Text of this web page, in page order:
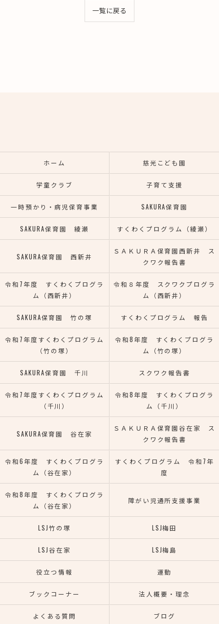
一覧に戻る
ホーム 慈光こども園
学童クラブ 子育て支援
一時預かり・病児保育事業 SAKURA保育園
SAKURA保育園 綾瀬 すくわくプログラム（綾瀬）
SAKURA保育園 西新井
ＳＡＫＵＲＡ保育園西新井 ス
クワク報告書
令和7年度 すくわくプログラ
ム（西新井）
令和８年度 スクワクプログラ
ム（西新井）
SAKURA保育園 竹の塚 すくわくプログラム 報告
令和7年度すくわくプログラム
（竹の塚）
令和8年度 すくわくプログラ
ム（竹の塚）
SAKURA保育園 千川 スクワク報告書
令和7年度すくわくプログラム
（千川）
令和8年度 すくわくプログラ
ム（千川）
SAKURA保育園 谷在家
ＳＡＫＵＲＡ保育園谷在家 ス
クワク報告書
令和6年度 すくわくプログラ
ム（谷在家）
すくわくプログラム 令和7年
度
令和8年度 すくわくプログラ
ム（谷在家）
障がい児通所支援事業
LSJ竹の塚 LSJ梅田
LSJ谷在家 LSJ梅島
役立つ情報 運動
ブックコーナー 法人概要・理念
よくある質問 ブログ